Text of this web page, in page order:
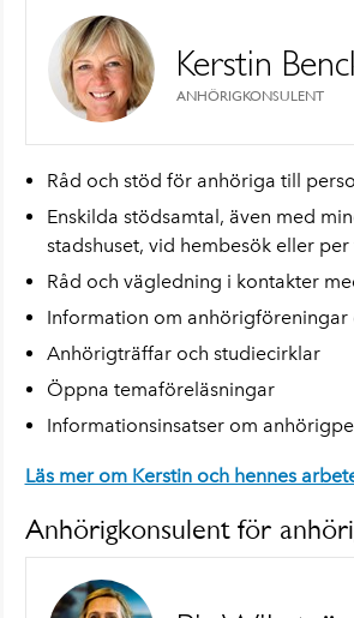
Kerstin
ANHÖRIGKONSULENT
Råd och stöd för anhöriga till
Enskilda stödsamtal, även med
stadshuset, vid hembesök eller
Råd och vägledning i kontakter
Information om anhörigföreningar
Anhörigträffar och studiecirklar
Öppna temaföreläsningar
Informationsinsatser om
Läs mer om Kerstin och hennes
Anhörigkonsulent för